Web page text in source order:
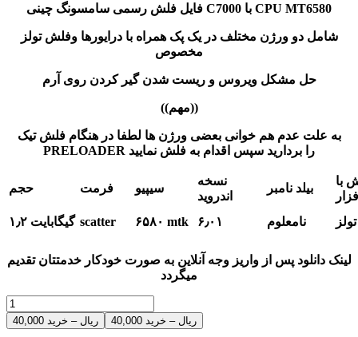
فایل فلش رسمی سامسونگ چینی C7000 با CPU MT6580
شامل دو ورژن مختلف در یک پک همراه با درایورها وفلش تولز
مخصوص
حل مشکل ویروس و ریست شدن گیر کردن روی آرم
((مهم))
به علت عدم هم خوانی بعضی ورژن ها لطفا در هنگام فلش تیک
PRELOADER را بردارید سپس اقدام به فلش نمایید
حجم فرمت سیپیو
نسخه
اندروید
بیلد نامبر
با
۱٫۲ گیگابایت scatter ۶۵۸۰ mtk ۶٫۰۱ نامعلوم
لینک دانلود پس از واریز وجه آنلاین به صورت خودکار خدمتتان تقدیم
میگردد
40,000 ریال – خرید